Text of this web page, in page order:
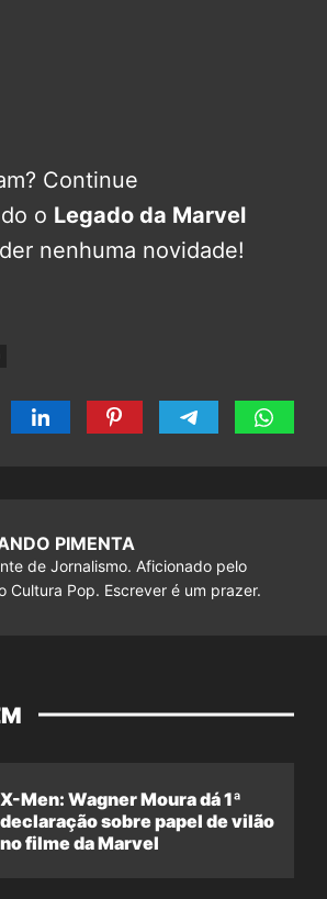
Continue
o Legado da Marvel
nenhuma novidade!
PIMENTA
de Jornalismo. Aficionado pelo
Cultura Pop. Escrever é um prazer.
X-Men: Wagner Moura dá 1ª
declaração sobre papel de vilão
no filme da Marvel